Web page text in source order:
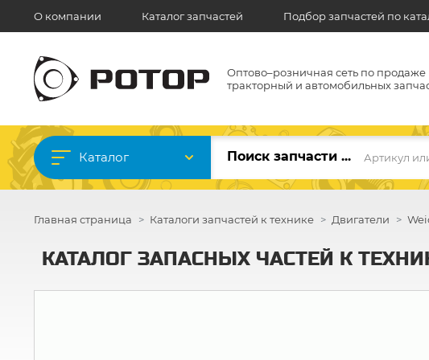
О компании Каталог запчастей Подбор запчастей по
Оптово–розничная сеть по продаже
тракторный и автомобильных
Каталог Артикул
Главная страница Каталоги запчастей к технике Двигатели
КАТАЛОГ ЗАПАСНЫХ ЧАСТЕЙ К